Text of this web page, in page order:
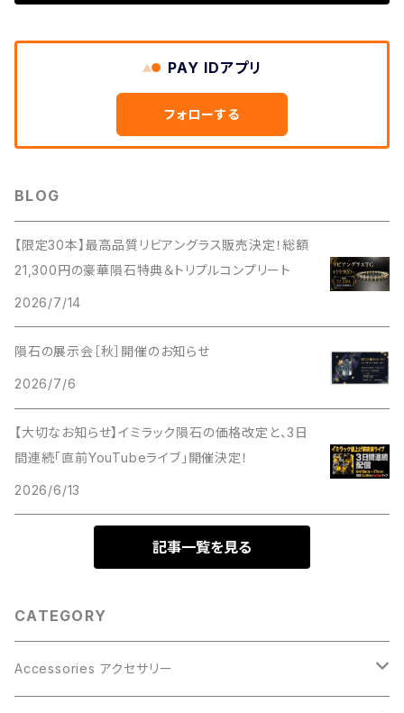
PAY IDアプリ
フォローする
BLOG
【限定30本】最高品質リビアングラス販売決定！総額
21,300円の豪華隕石特典＆トリプルコンプリート
2026/7/14
隕石の展示会［秋］開催のお知らせ
2026/7/6
【大切なお知らせ】イミラック隕石の価格改定と、3日
間連続「直前YouTubeライブ」開催決定！
2026/6/13
記事一覧を見る
CATEGORY
Accessories アクセサリー